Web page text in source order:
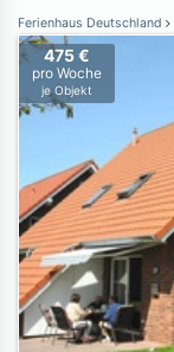
Ferienhaus Deutschland
475 €
pro Woche
je Objekt